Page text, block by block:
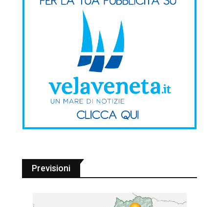
Previsioni